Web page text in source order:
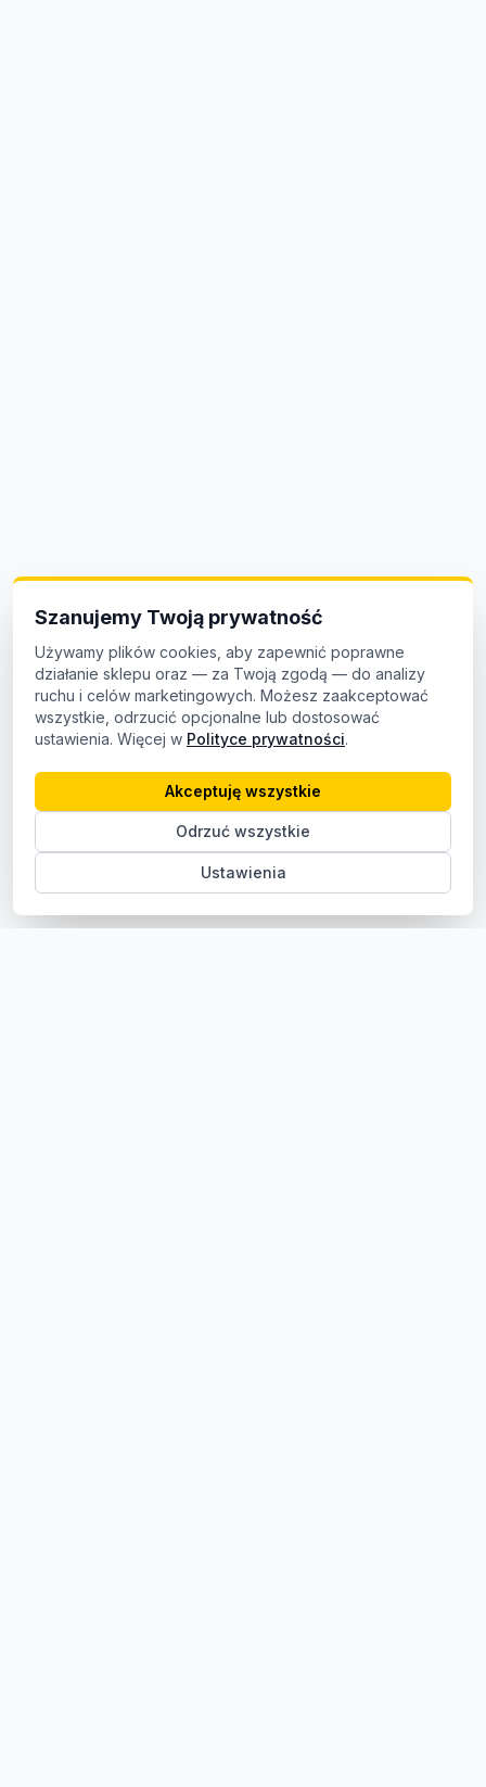
Szanujemy Twoją prywatność
Używamy plików cookies, aby zapewnić poprawne
działanie sklepu oraz — za Twoją zgodą — do analizy
ruchu i celów marketingowych. Możesz zaakceptować
wszystkie, odrzucić opcjonalne lub dostosować
ustawienia. Więcej w Polityce prywatności.
Ustawienia
Odrzuć wszystkie
Akceptuję wszystkie